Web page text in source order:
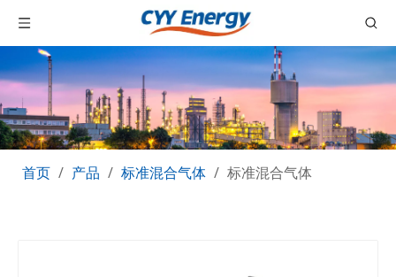
首页 / 产品 / 标准混合气体 / 标准混合气体